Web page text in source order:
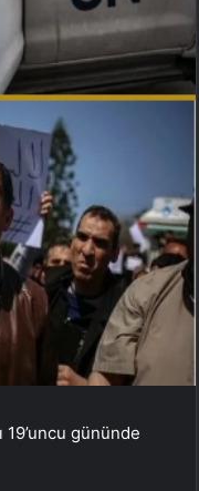
19’uncu gününde